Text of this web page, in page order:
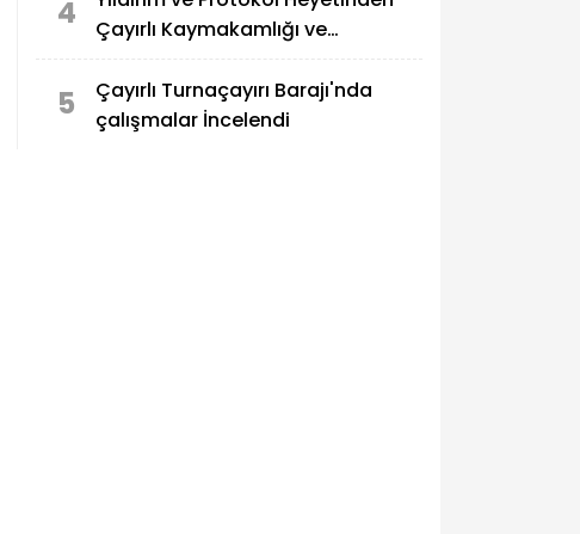
4
Çayırlı Kaymakamlığı ve
5
Çayırlı Turnaçayırı Barajı'nda
çalışmalar İncelendi